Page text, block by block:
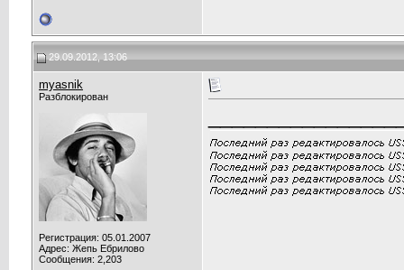
29.09.2012, 13:06
myasnik
Разблокирован
Регистрация: 05.01.2007
Адрес: Жепь Ебрилово
Сообщения: 2,203